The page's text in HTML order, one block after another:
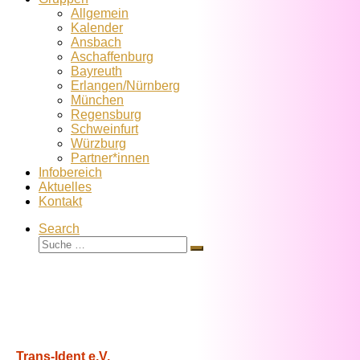
Allgemein
Kalender
Ansbach
Aschaffenburg
Bayreuth
Erlangen/Nürnberg
München
Regensburg
Schweinfurt
Würzburg
Partner*innen
Infobereich
Aktuelles
Kontakt
Search
Suche
Suche
Trans-Ident e.V.